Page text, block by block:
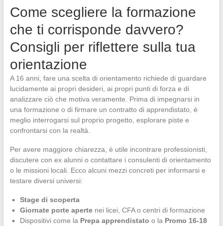
Come scegliere la formazione
che ti corrisponde davvero?
Consigli per riflettere sulla tua
orientazione
A 16 anni, fare una scelta di orientamento richiede di guardare
lucidamente ai propri desideri, ai propri punti di forza e di
analizzare ciò che motiva veramente. Prima di impegnarsi in
una formazione o di firmare un contratto di apprendistato, è
meglio interrogarsi sul proprio progetto, esplorare piste e
confrontarsi con la realtà.
Per avere maggiore chiarezza, è utile incontrare professionisti,
discutere con ex alunni o contattare i consulenti di orientamento
o le missioni locali. Ecco alcuni mezzi concreti per informarsi e
testare diversi universi:
Stage di scoperta
Giornate porte apertenei licei, CFA o centri di formazione
Dispositivi come la Prepa apprendistato o la Promo 16-18